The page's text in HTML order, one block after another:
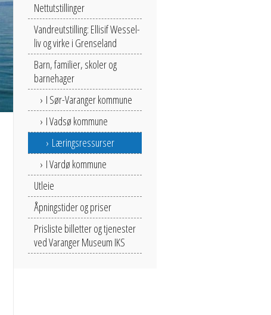
Nettutstillinger
Vandreutstilling: Ellisif Wessel-
liv og virke i Grenseland
Barn, familier, skoler og
barnehager
I Sør-Varanger kommune
I Vadsø kommune
Læringsressurser
I Vardø kommune
Utleie
Åpningstider og priser
Prisliste billetter og tjenester
ved Varanger Museum IKS